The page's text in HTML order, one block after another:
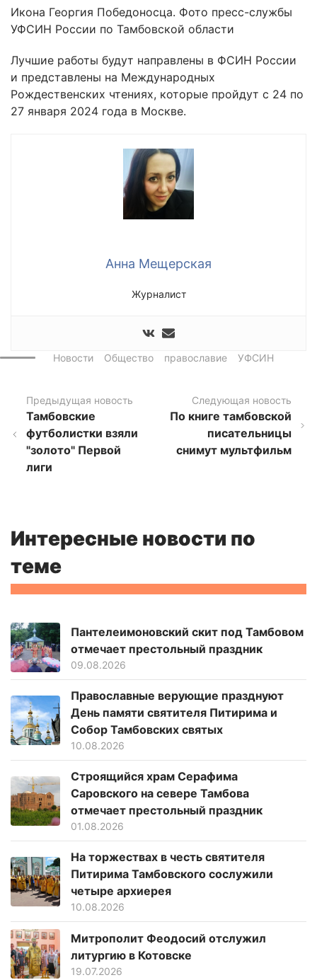
Икона Георгия Победоносца. Фото пресс-службы
УФСИН России по Тамбовской области
Лучшие работы будут направлены в ФСИН России
и представлены на Международных
Рождественских чтениях, которые пройдут с 24 по
27 января 2024 года в Москве.
Анна Мещерская
Журналист
Новости Общество православие УФСИН
Предыдущая новость
Тамбовские
футболистки взяли
"золото" Первой
лиги
Следующая новость
По книге тамбовской
писательницы
снимут мультфильм
Интересные новости по
теме
Пантелеимоновский скит под Тамбовом
отмечает престольный праздник
09.08.2026
Православные верующие празднуют
День памяти святителя Питирима и
Собор Тамбовских святых
10.08.2026
Строящийся храм Серафима
Саровского на севере Тамбова
отмечает престольный праздник
01.08.2026
На торжествах в честь святителя
Питирима Тамбовского сослужили
четыре архиерея
10.08.2026
Митрополит Феодосий отслужил
литургию в Котовске
19.07.2026